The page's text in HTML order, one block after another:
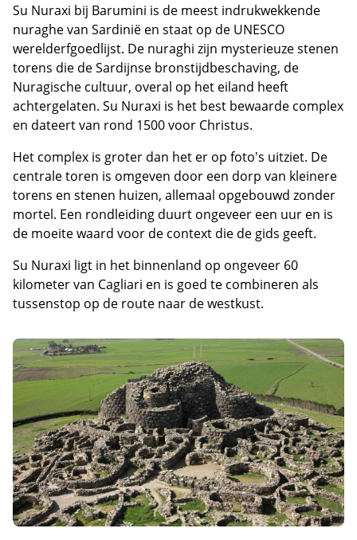
Su Nuraxi bij Barumini is de meest indrukwekkende
nuraghe van Sardinië en staat op de UNESCO
werelderfgoedlijst. De nuraghi zijn mysterieuze stenen
torens die de Sardijnse bronstijdbeschaving, de
Nuragische cultuur, overal op het eiland heeft
achtergelaten. Su Nuraxi is het best bewaarde complex
en dateert van rond 1500 voor Christus.
Het complex is groter dan het er op foto's uitziet. De
centrale toren is omgeven door een dorp van kleinere
torens en stenen huizen, allemaal opgebouwd zonder
mortel. Een rondleiding duurt ongeveer een uur en is
de moeite waard voor de context die de gids geeft.
Su Nuraxi ligt in het binnenland op ongeveer 60
kilometer van Cagliari en is goed te combineren als
tussenstop op de route naar de westkust.